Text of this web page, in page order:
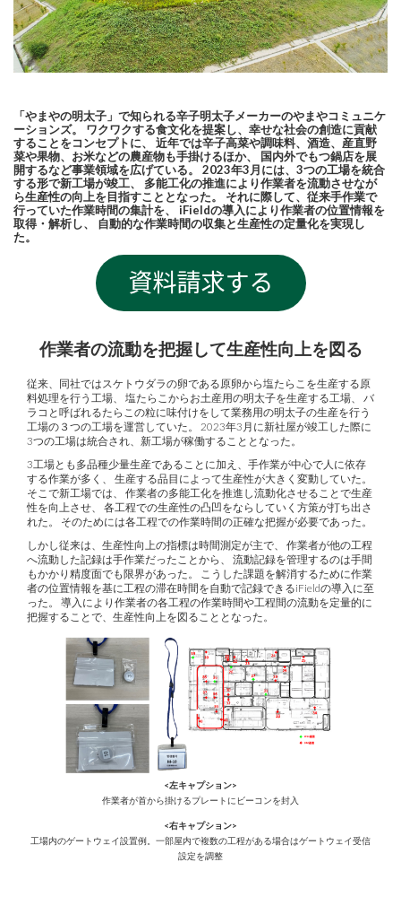
「やまやの明太子」で知られる辛子明太子メーカーのやまやコミュニケ
ーションズ。 ワクワクする食文化を提案し、幸せな社会の創造に貢献
することをコンセプトに、 近年では辛子高菜や調味料、酒造、産直野
菜や果物、お米などの農産物も手掛けるほか、 国内外でもつ鍋店を展
開するなど事業領域を広げている。 2023年3月には、3つの工場を統合
する形で新工場が竣工、 多能工化の推進により作業者を流動させなが
ら生産性の向上を目指すこととなった。 それに際して、従来手作業で
行っていた作業時間の集計を、 iFieldの導入により作業者の位置情報を
取得・解析し、 自動的な作業時間の収集と生産性の定量化を実現し
た。
作業者の流動を把握して生産性向上を図る
従来、同社ではスケトウダラの卵である原卵から塩たらこを生産する原
料処理を行う工場、 塩たらこからお土産用の明太子を生産する工場、 バ
ラコと呼ばれるたらこの粒に味付けをして業務用の明太子の生産を行う
工場の３つの工場を運営していた。 2023年3月に新社屋が竣工した際に
3つの工場は統合され、新工場が稼働することとなった。
3工場とも多品種少量生産であることに加え、手作業が中心で人に依存
する作業が多く、 生産する品目によって生産性が大きく変動していた。
そこで新工場では、 作業者の多能工化を推進し流動化させることで生産
性を向上させ、 各工程での生産性の凸凹をならしていく方策が打ち出さ
れた。 そのためには各工程での作業時間の正確な把握が必要であった。
しかし従来は、生産性向上の指標は時間測定が主で、 作業者が他の工程
へ流動した記録は手作業だったことから、 流動記録を管理するのは手間
もかかり精度面でも限界があった。 こうした課題を解消するために作業
者の位置情報を基に工程の滞在時間を自動で記録できるiFieldの導入に至
った。 導入により作業者の各工程の作業時間や工程間の流動を定量的に
把握することで、生産性向上を図ることとなった。
<左キャプション>
作業者が首から掛けるプレートにビーコンを封入
<右キャプション>
工場内のゲートウェイ設置例。一部屋内で複数の工程がある場合はゲートウェイ受信
設定を調整